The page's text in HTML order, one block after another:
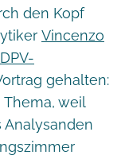
den Kopf
Vincenzo
DPV-
gehalten:
weil
Analysanden